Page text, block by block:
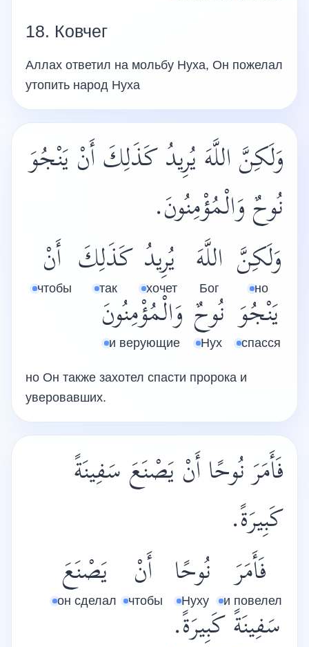
18. Ковчег
Аллах ответил на мольбу Нуха, Он пожелал
утопить народ Нуха
وَلَكِنَّ اللَّهَ يُرِيدُ كَذَلِكَ أَنْ يَنْجُوَ
نُوحٌ وَالْمُؤْمِنُونَ.
وَلَكِنَّ
но
اللَّهَ
Бог
يُرِيدُ
хочет
كَذَلِكَ
так
أَنْ
чтобы
يَنْجُوَ
спасся
نُوحٌ
Нух
وَالْمُؤْمِنُونَ
и верующие
но Он также захотел спасти пророка и
уверовавших.
فَأَمَرَ نُوحًا أَنْ يَصْنَعَ سَفِينَةً
كَبِيرَةً.
فَأَمَرَ
и повелел
نُوحًا
Нуху
أَنْ
чтобы
يَصْنَعَ
он сделал
سَفِينَةًكَبِيرَةً.